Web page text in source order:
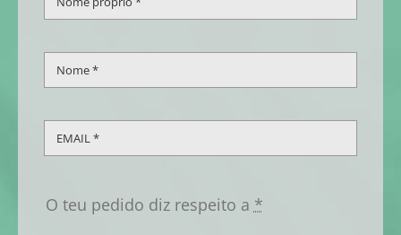
O teu pedido diz respeito a *